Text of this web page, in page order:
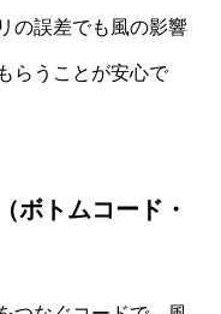
の誤差でも風の影響
らうことが安心で
ボトムコード・